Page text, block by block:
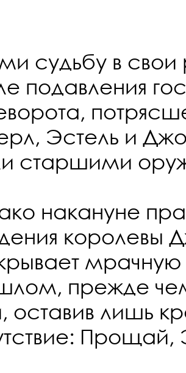
судьбу в свои
подавления
Эстель и
старшими
накануне
королевы
прежде чем
оставив лишь
Прощай,